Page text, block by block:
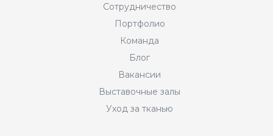
Сотрудничество
Портфолио
Команда
Блог
Вакансии
Выставочные залы
Уход за тканью